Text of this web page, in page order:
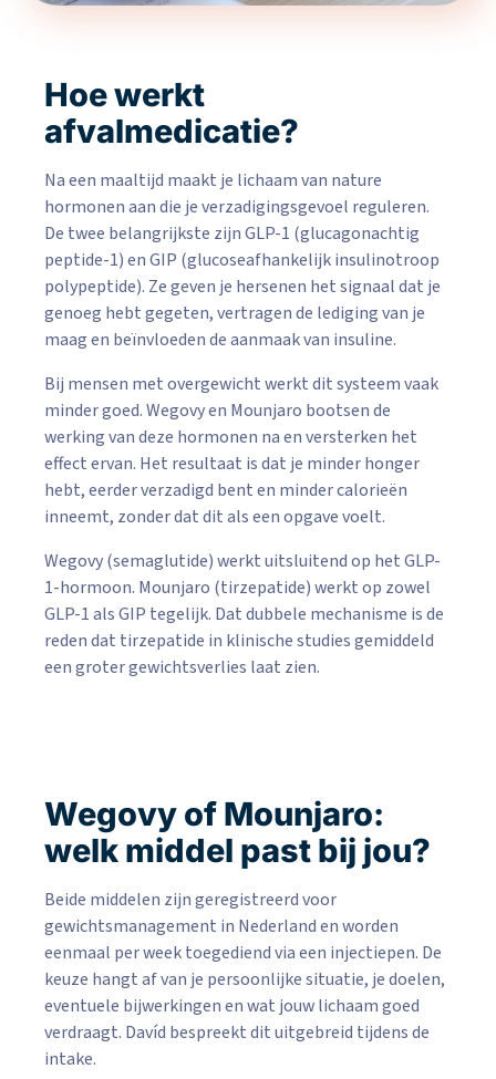
Hoe werkt
afvalmedicatie?
Na een maaltijd maakt je lichaam van nature
hormonen aan die je verzadigingsgevoel reguleren.
De twee belangrijkste zijn GLP-1 (glucagonachtig
peptide-1) en GIP (glucoseafhankelijk insulinotroop
polypeptide). Ze geven je hersenen het signaal dat je
genoeg hebt gegeten, vertragen de lediging van je
maag en beïnvloeden de aanmaak van insuline.
Bij mensen met overgewicht werkt dit systeem vaak
minder goed. Wegovy en Mounjaro bootsen de
werking van deze hormonen na en versterken het
effect ervan. Het resultaat is dat je minder honger
hebt, eerder verzadigd bent en minder calorieën
inneemt, zonder dat dit als een opgave voelt.
Wegovy (semaglutide) werkt uitsluitend op het GLP-
1-hormoon. Mounjaro (tirzepatide) werkt op zowel
GLP-1 als GIP tegelijk. Dat dubbele mechanisme is de
reden dat tirzepatide in klinische studies gemiddeld
een groter gewichtsverlies laat zien.
Wegovy of Mounjaro:
welk middel past bij jou?
Beide middelen zijn geregistreerd voor
gewichtsmanagement in Nederland en worden
eenmaal per week toegediend via een injectiepen. De
keuze hangt af van je persoonlijke situatie, je doelen,
eventuele bijwerkingen en wat jouw lichaam goed
verdraagt. Davíd bespreekt dit uitgebreid tijdens de
intake.